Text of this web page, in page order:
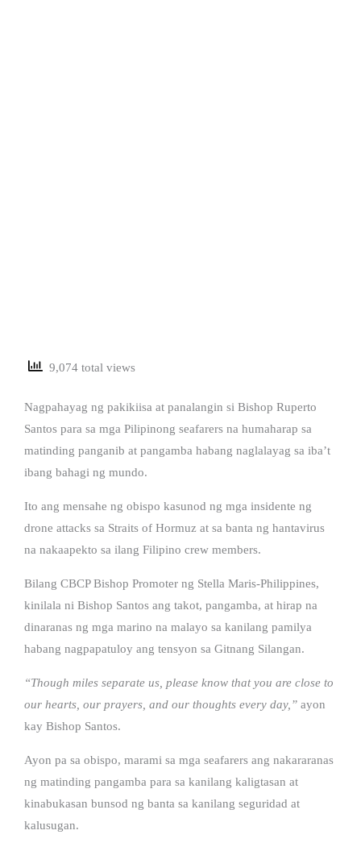
9,074 total views
Nagpahayag ng pakikiisa at panalangin si Bishop Ruperto
Santos para sa mga Pilipinong seafarers na humaharap sa
matinding panganib at pangamba habang naglalayag sa iba’t
ibang bahagi ng mundo.
Ito ang mensahe ng obispo kasunod ng mga insidente ng
drone attacks sa Straits of Hormuz at sa banta ng hantavirus
na nakaapekto sa ilang Filipino crew members.
Bilang CBCP Bishop Promoter ng Stella Maris-Philippines,
kinilala ni Bishop Santos ang takot, pangamba, at hirap na
dinaranas ng mga marino na malayo sa kanilang pamilya
habang nagpapatuloy ang tensyon sa Gitnang Silangan.
“Though miles separate us, please know that you are close to
our hearts, our prayers, and our thoughts every day,” ayon
kay Bishop Santos.
Ayon pa sa obispo, marami sa mga seafarers ang nakararanas
ng matinding pangamba para sa kanilang kaligtasan at
kinabukasan bunsod ng banta sa kanilang seguridad at
kalusugan.